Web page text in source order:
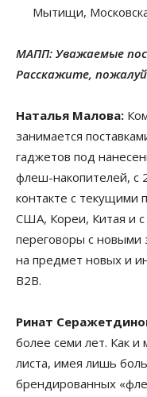
Мытищи,
МАПП: Уважаемые
Расскажите,
Наталья Малова:
занимается
гаджетов под
флеш-накопителей, с
контакте с текущими
США, Кореи, Китая и
переговоры с
на предмет новых и
B2B.
Ринат
более семи лет. Как и
листа, имея лишь
брендированных